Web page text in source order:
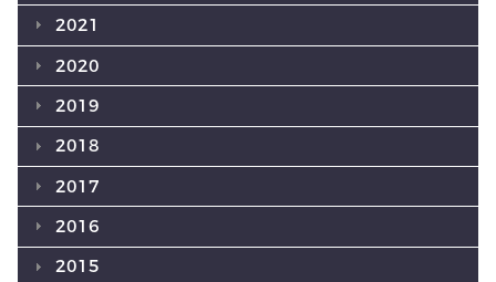
2021
2020
2019
2018
2017
2016
2015